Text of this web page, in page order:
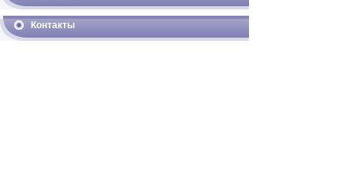
Контакты